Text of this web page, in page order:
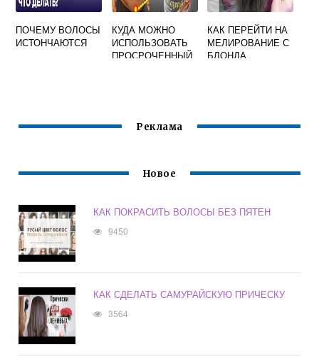
ПОЧЕМУ ВОЛОСЫ
ИСТОНЧАЮТСЯ
КУДА МОЖНО
ИСПОЛЬЗОВАТЬ
ПРОСРОЧЕННЫЙ
КАК ПЕРЕЙТИ НА
МЕЛИРОВАНИЕ С
БЛОНДА
Реклама
Новое
КАК ПОКРАСИТЬ ВОЛОСЫ БЕЗ ПЯТЕН
9450
КАК СДЕЛАТЬ САМУРАЙСКУЮ ПРИЧЕСКУ
3564